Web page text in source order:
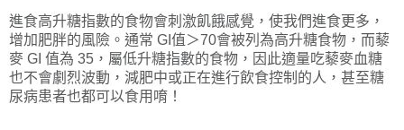
進食高升糖指數的食物會刺激飢餓感覺，使我們進食更多，
增加肥胖的風險。通常 GI值＞70會被列為高升糖食物，而藜
麥 GI 值為 35，屬低升糖指數的食物，因此適量吃藜麥血糖
也不會劇烈波動，減肥中或正在進行飲食控制的人，甚至糖
尿病患者也都可以食用唷！